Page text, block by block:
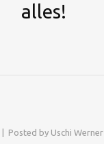
alles!
Posted by Uschi Werner